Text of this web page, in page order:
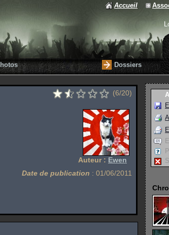
Accueil
Dossiers
(6/20)
Auteur : Ewen
Date de publication : 01/06/2011